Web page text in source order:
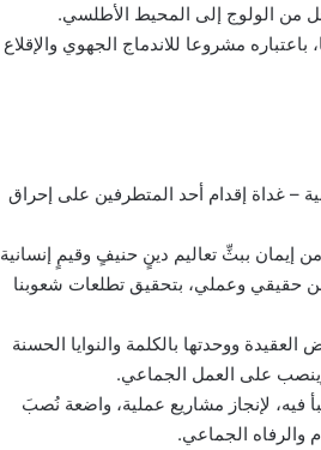
من الولوج إلى المحيط الأطلسي.
مشروعا للاندماج الجهوي والإقلاع
منذ 55 عاما بالمملكة المغربية – غداة إقدام أحد المتطرفين على إحراق
إيمان ببثِّ تعاليم دينٍ حنيفٍ وقيمٍ إنسانية
حقيقي وعملي، بتحقيق تطلعات شعوبنا
ووحدتها بالكلمة والنوايا الحسنة
على العمل الجماعي.
فيه، لإنجاز مشاريع عملية، واضعة نُصبَ
والرفاه الجماعي.